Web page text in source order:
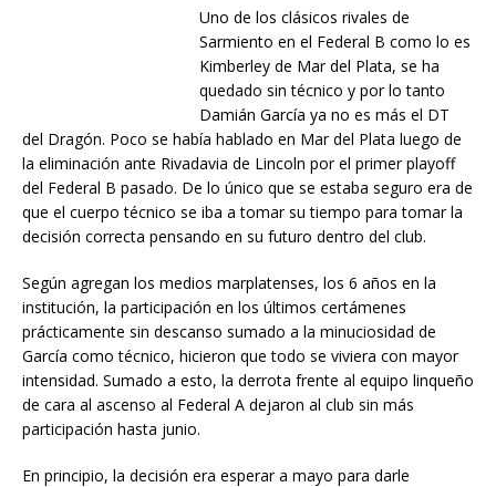
Uno de los clásicos rivales de
Sarmiento en el Federal B como lo es
Kimberley de Mar del Plata, se ha
quedado sin técnico y por lo tanto
Damián García ya no es más el DT
del Dragón. Poco se había hablado en Mar del Plata luego de
la eliminación ante Rivadavia de Lincoln por el primer playoff
del Federal B pasado. De lo único que se estaba seguro era de
que el cuerpo técnico se iba a tomar su tiempo para tomar la
decisión correcta pensando en su futuro dentro del club.
Según agregan los medios marplatenses, los 6 años en la
institución, la participación en los últimos certámenes
prácticamente sin descanso sumado a la minuciosidad de
García como técnico, hicieron que todo se viviera con mayor
intensidad. Sumado a esto, la derrota frente al equipo linqueño
de cara al ascenso al Federal A dejaron al club sin más
participación hasta junio.
En principio, la decisión era esperar a mayo para darle